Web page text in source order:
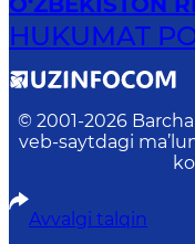
HUKUMAT
© 2001-2026
veb-saytdagi
Avvalgi talqin